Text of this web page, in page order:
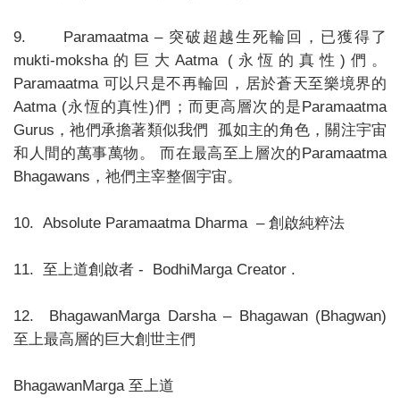
9. Paramaatma – 突破超越生死輪回，已獲得了
mukti-moksha的巨大Aatma (永恆的真性)們。
Paramaatma 可以只是不再輪回，居於蒼天至樂境界的
Aatma (永恆的真性)們；而更高層次的是Paramaatma
Gurus，祂們承擔著類似我們 孤如主的角色，關注宇宙
和人間的萬事萬物。 而在最高至上層次的Paramaatma
Bhagawans，祂們主宰整個宇宙。
10. Absolute Paramaatma Dharma – 創啟純粹法
11. 至上道創啟者 - BodhiMarga Creator .
12. BhagawanMarga Darsha – Bhagawan (Bhagwan)
至上最高層的巨大創世主們
BhagawanMarga 至上道